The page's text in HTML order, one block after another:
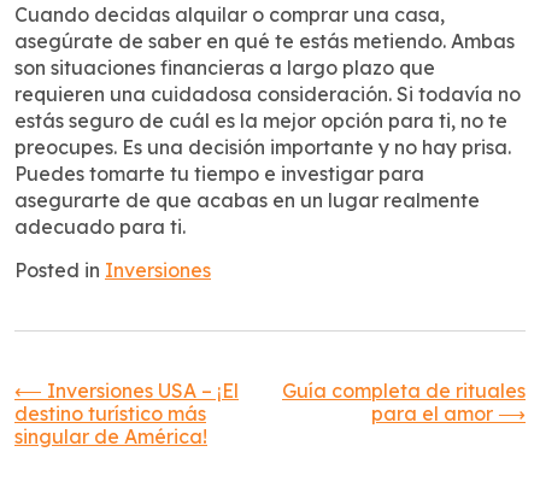
Cuando decidas alquilar o comprar una casa,
asegúrate de saber en qué te estás metiendo. Ambas
son situaciones financieras a largo plazo que
requieren una cuidadosa consideración. Si todavía no
estás seguro de cuál es la mejor opción para ti, no te
preocupes. Es una decisión importante y no hay prisa.
Puedes tomarte tu tiempo e investigar para
asegurarte de que acabas en un lugar realmente
adecuado para ti.
Posted in Inversiones
Navegación
de
⟵ Inversiones USA – ¡El
destino turístico más
singular de América!
Guía completa de rituales
para el amor ⟶